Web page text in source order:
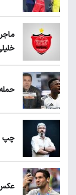
چپ
عکس